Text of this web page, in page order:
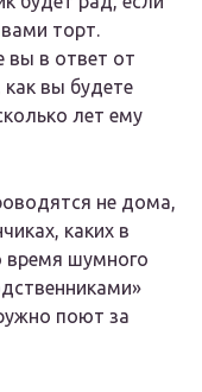
торт.
вы в ответ от
вы будете
лет ему
не дома,
каких в
время шумного
поют за